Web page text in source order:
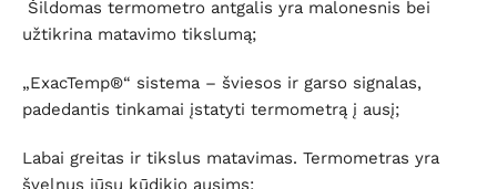
Šildomas termometro antgalis yra malonesnis bei
užtikrina matavimo tikslumą;
„ExacTemp®“ sistema – šviesos ir garso signalas,
padedantis tinkamai įstatyti termometrą į ausį;
Labai greitas ir tikslus matavimas. Termometras yra
švelnus jūsų kūdikio ausims;